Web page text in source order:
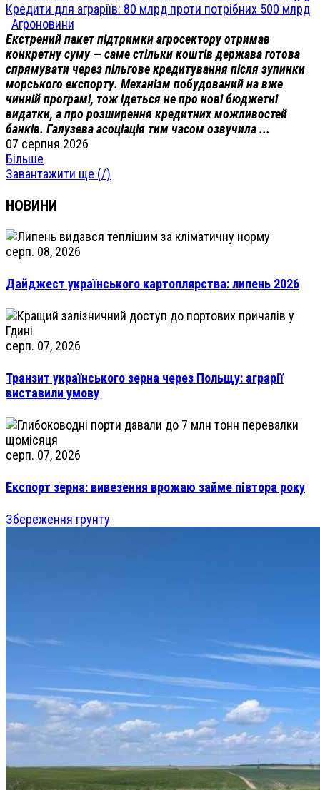
Кредити для аграріїв: 80 млрд проти потрібних 500 млрд
Агроновини
Екстрений пакет підтримки агросектору отримав
конкретну суму — саме стільки коштів держава готова
спрямувати через пільгове кредитування після зупинки
морського експорту. Механізм побудований на вже
чинній програмі, тож ідеться не про нові бюджетні
видатки, а про розширення кредитних можливостей
банків. Галузева асоціація тим часом озвучила ...
07 серпня 2026
Більше
Завантажити ще (/)
НОВИНИ
серп. 08, 2026
Дайджест українського картоплярства: липень 2026
серп. 07, 2026
Транзит українського зерна через Польщу: аграрії
виставили умову
серп. 07, 2026
Експорт зерна: вивезення врожаю займе півтора року
Збереження грунту